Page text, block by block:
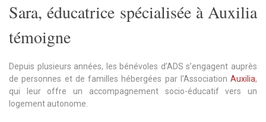
Sara, éducatrice spécialisée à Auxilia
témoigne
Depuis plusieurs années, les bénévoles d’ADS s’engagent auprès
de personnes et de familles hébergées par l’Association Auxilia,
qui leur offre un accompagnement socio-éducatif vers un
logement autonome.